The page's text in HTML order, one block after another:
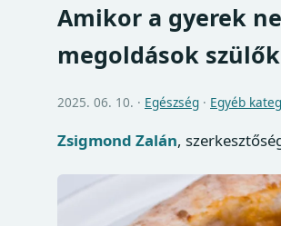
Amikor a gyerek
megoldások
2025. 06. 10. · Egészség · Egyéb
Zsigmond Zalán,